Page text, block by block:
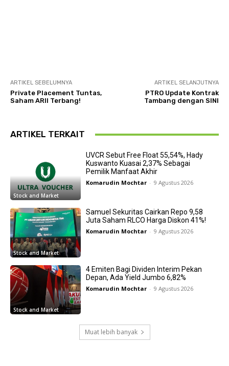
ARTIKEL SEBELUMNYA
Private Placement Tuntas,
Saham ARII Terbang!
ARTIKEL SELANJUTNYA
PTRO Update Kontrak
Tambang dengan SINI
ARTIKEL TERKAIT
Stock and Market
UVCR Sebut Free Float 55,54%, Hady
Kuswanto Kuasai 2,37% Sebagai
Pemilik Manfaat Akhir
Komarudin Mochtar - 9 Agustus 2026
Stock and Market
Samuel Sekuritas Cairkan Repo 9,58
Juta Saham RLCO Harga Diskon 41%!
Komarudin Mochtar - 9 Agustus 2026
Stock and Market
4 Emiten Bagi Dividen Interim Pekan
Depan, Ada Yield Jumbo 6,82%
Komarudin Mochtar - 9 Agustus 2026
Muat lebih banyak